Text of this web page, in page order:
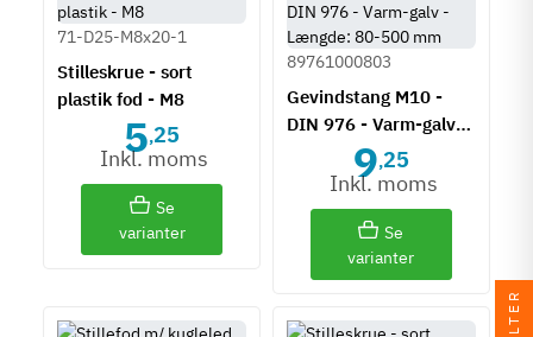
Stilleskrue - sort
plastik fod - M8
71-D25-M8x20-1
5,25
Inkl. moms
Se
varianter
Gevindstang M10 -
DIN 976 - Varm-galv -
Længde: 80-500 mm
89761000803
9,25
Inkl. moms
Se
varianter
FILTER